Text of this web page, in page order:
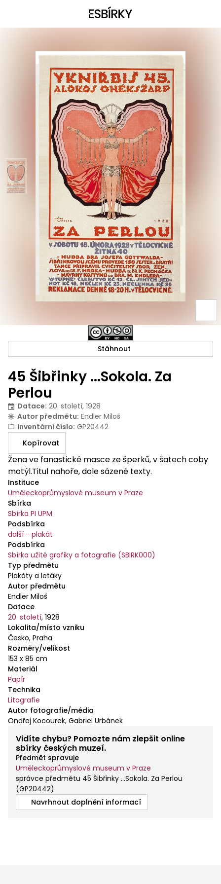
45 Šibřinky ...Sokola. Za
Perlou
Datace: 20. století, 1928
Autor předmětu: Endler Miloš
Inventární číslo: GP20442
Kopírovat
Žena ve fanastické masce ze šperků, v šatech coby
motýl.Titul nahoře, dole sázené texty.
Instituce
Uměleckoprůmyslové museum v Praze
Sbírka
Sbírka PI UPM
Podsbírka
další - plakát
Podsbírka
Sbírka užité grafiky a fotografie (SBIRK000)
Typ předmětu
Plakáty a letáky
Autor předmětu
Endler Miloš
Datace
20. století, 1928
Lokalita/místo vzniku
Česko, Praha
Rozměry/velikost
153 x 85 cm
Materiál
Papír
Technika
Litografie
Autor fotografie/média
Ondřej Kocourek, Gabriel Urbánek
Vidíte chybu? Pomozte nám zlepšit online
sbírky českých muzeí.
Předmět spravuje
Uměleckoprůmyslové museum v Praze
správce předmětu 45 Šibřinky ...Sokola. Za Perlou
(GP20442)
Navrhnout doplnění informací
Stáhnout